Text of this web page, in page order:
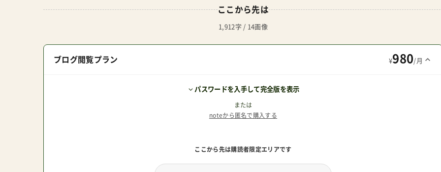
するGMPインターナショナルが2018年から日本総代理店を務めている直接試せる店舗はエアバギーの直営店か
いはなく、通常は楽天市場内の下記人気テナントでの購入が価格メリットが高い代表的なモデルエアプラス(背
面式)下記はいずれもショップレビュー検査済み店舗管理人がお得＆安全と判断したショップ 【楽天市場】エアバ
チュラルベビーNaturalBaby ショップ・オブ・ザ・イヤー2023
ここから先は
1,912字 / 14画像
ブログ閲覧プラン ¥980/月
パスワードを入手して完全版を表示
または
noteから匿名で購入する
ここから先は購読者限定エリアです